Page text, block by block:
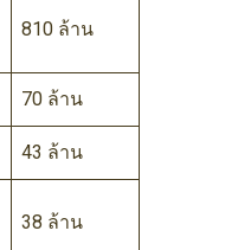
810 ล้าน
70 ล้าน
43 ล้าน
38 ล้าน